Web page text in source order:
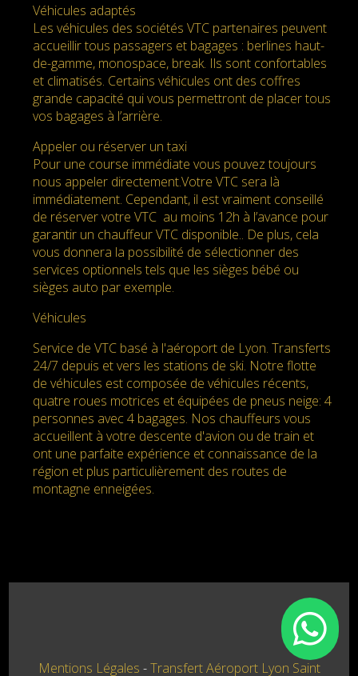
Véhicules adaptés
Les véhicules des sociétés VTC partenaires peuvent
accueillir tous passagers et bagages : berlines haut-
de-gamme, monospace, break. Ils sont confortables
et climatisés. Certains véhicules ont des coffres
grande capacité qui vous permettront de placer tous
vos bagages à l’arrière.
Appeler ou réserver un taxi
Pour une course immédiate vous pouvez toujours
nous appeler directement.Votre VTC sera là
immédiatement. Cependant, il est vraiment conseillé
de réserver votre VTC au moins 12h à l’avance pour
garantir un chauffeur VTC disponible.. De plus, cela
vous donnera la possibilité de sélectionner des
services optionnels tels que les sièges bébé ou
sièges auto par exemple.
Véhicules
Service de VTC basé à l'aéroport de Lyon. Transferts
24/7 depuis et vers les stations de ski. Notre flotte
de véhicules est composée de véhicules récents,
quatre roues motrices et équipées de pneus neige: 4
personnes avec 4 bagages. Nos chauffeurs vous
accueillent à votre descente d'avion ou de train et
ont une parfaite expérience et connaissance de la
région et plus particulièrement des routes de
montagne enneigées.
Mentions Légales Transfert Aéroport Lyon Saint